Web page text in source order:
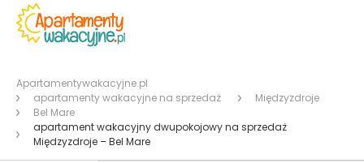
Apartamentywakacyjne.pl
apartamenty wakacyjne na sprzedaż
Międzyzdroje
Bel Mare
apartament wakacyjny dwupokojowy na sprzedaż
Międzyzdroje – Bel Mare